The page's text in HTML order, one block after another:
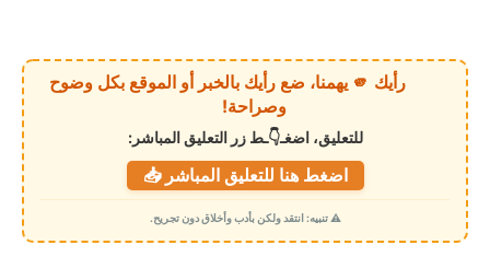
ي
م
ي
رأيك 🫵 يهمنا، ضع رأيك بالخبر أو الموقع بكل وضوح
وصراحة!
للتعليق، اضغـ👇ـط زر التعليق المباشر:
اضغط هنا للتعليق المباشر 📥
⚠️ تنبيه: انتقد ولكن بأدب وأخلاق دون تجريح.